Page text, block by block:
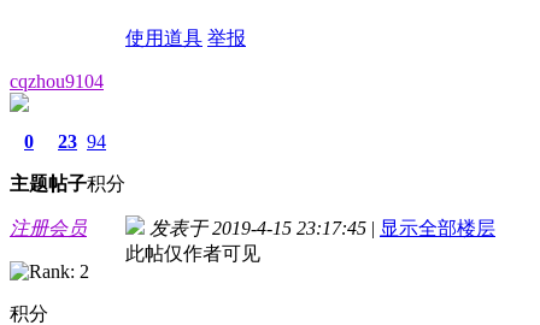
使用道具 举报
cqzhou9104
0
主题
23
帖子
94
积分
注册会员
积分
发表于 2019-4-15 23:17:45 | 显示全部楼层
此帖仅作者可见